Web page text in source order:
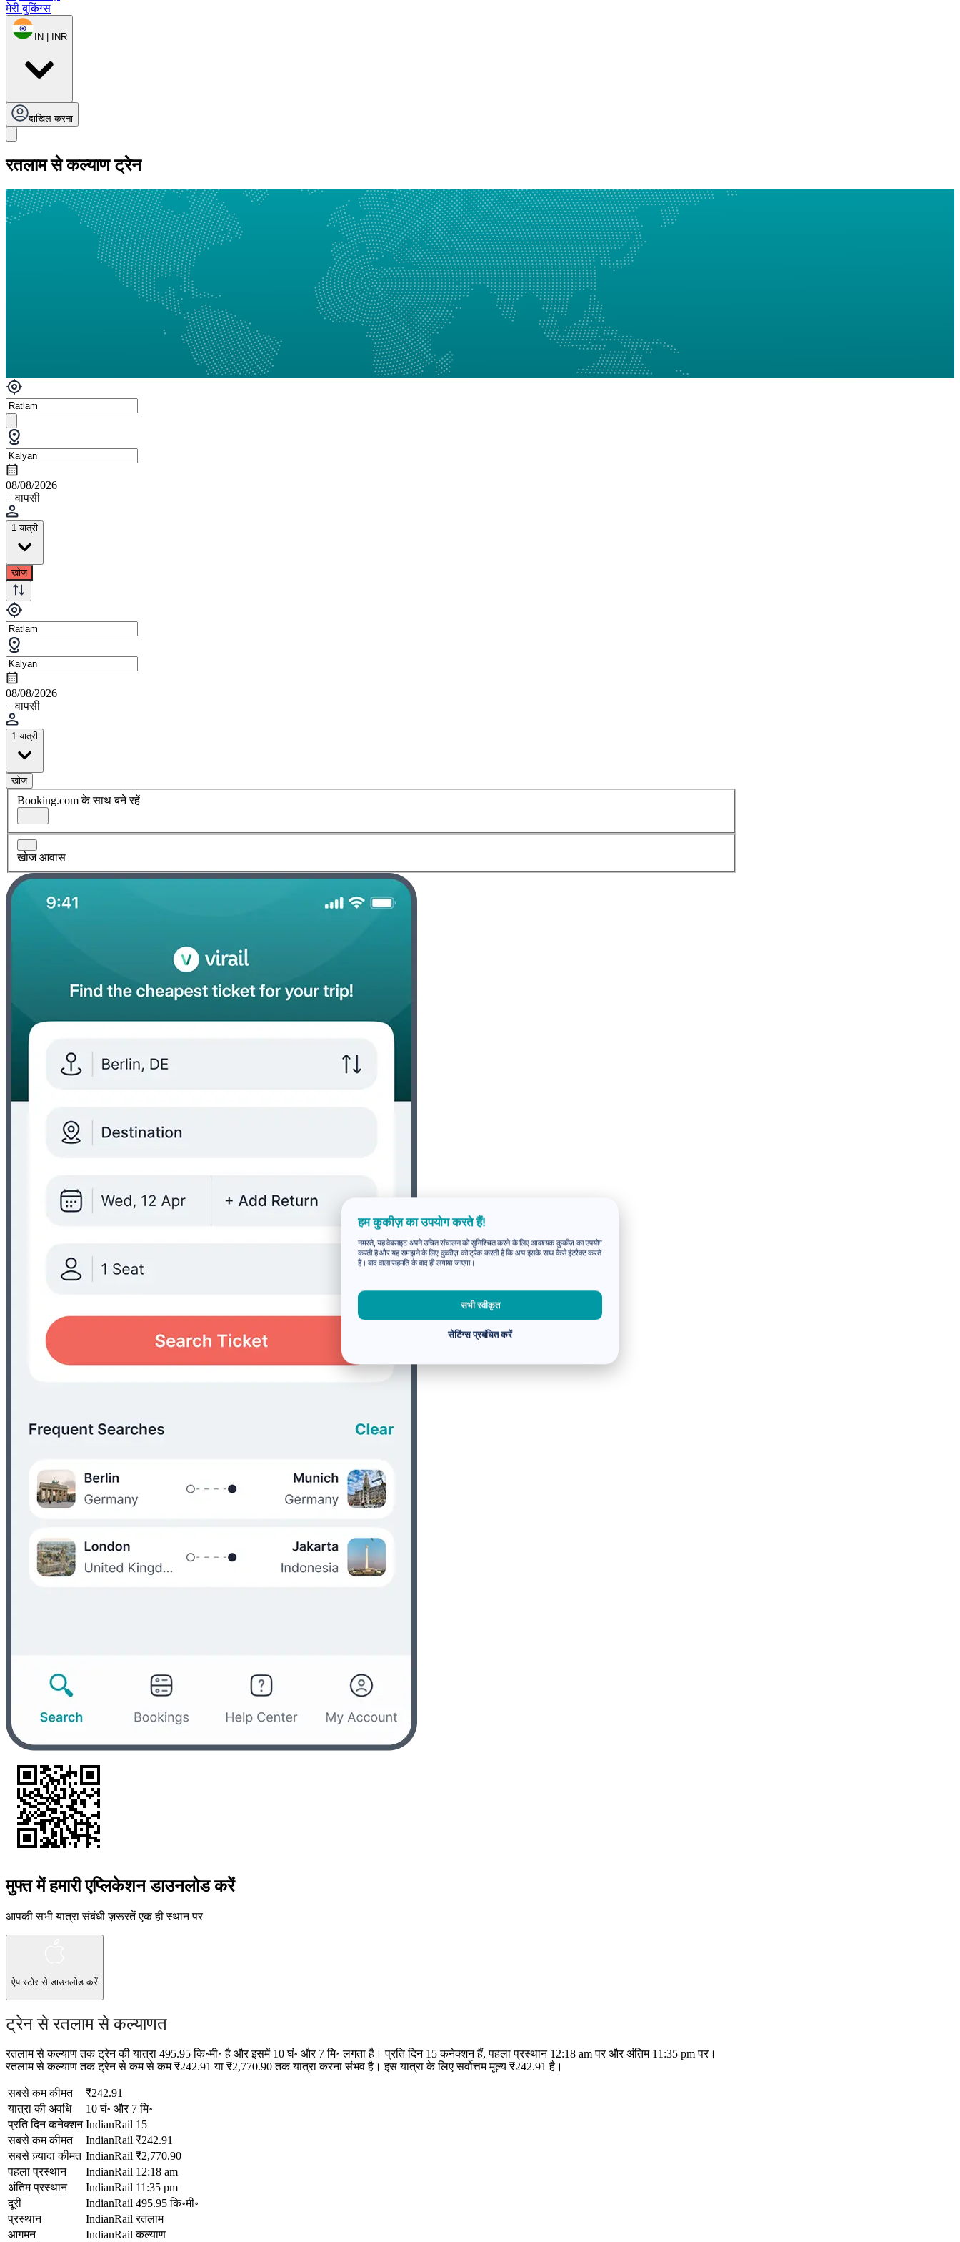
मेरी बुकिंग्स
IN | INR
दाखिल करना
रतलाम से कल्याण ट्रेन
08/08/2026
+ वापसी
1 यात्री
खोज
08/08/2026
+ वापसी
1 यात्री
खोज
Booking.com के साथ बने रहें
खोज आवास
मुफ्त में हमारी एप्लिकेशन डाउनलोड करें
आपकी सभी यात्रा संबंधी ज़रूरतें एक ही स्थान पर
ऐप स्टोर से डाउनलोड करें
ट्रेन से रतलाम से कल्याणत
रतलाम से कल्याण तक ट्रेन की यात्रा 495.95 कि॰मी॰ है और इसमें 10 घं॰ और 7 मि॰ लगता है। प्रति दिन 15 कनेक्शन हैं, पहला प्रस्थान 12:18 am पर और अंतिम 11:35 pm पर।
रतलाम से कल्याण तक ट्रेन से कम से कम ₹242.91 या ₹2,770.90 तक यात्रा करना संभव है। इस यात्रा के लिए सर्वोत्तम मूल्य ₹242.91 है।
सबसे कम कीमत
₹242.91
यात्रा की अवधि
10 घं॰ और 7 मि॰
प्रति दिन कनेक्शन IndianRail 15
सबसे कम कीमत
IndianRail ₹242.91
सबसे ज़्यादा कीमत IndianRail ₹2,770.90
पहला प्रस्थान
IndianRail 12:18 am
अंतिम प्रस्थान
IndianRail 11:35 pm
दूरी
IndianRail 495.95 कि॰मी॰
प्रस्थान
IndianRail रतलाम
आगमन
IndianRail कल्याण
हम कुकीज़ का उपयोग करते हैं!
नमस्ते, यह वेबसाइट अपने उचित संचालन को सुनिश्चित करने के लिए आवश्यक कुकीज़ का उपयोग
करती है और यह समझने के लिए कुकीज़ को ट्रैक करती है कि आप इसके साथ कैसे इंटरैक्ट करते
हैं। बाद वाला सहमति के बाद ही लगाया जाएगा।
सभी स्वीकृत
सेटिंग्स प्रबंधित करें